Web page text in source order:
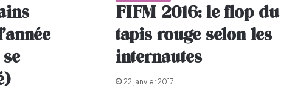
FIFM 2016: le flop du
tapis rouge selon les
internautes
22 janvier 2017